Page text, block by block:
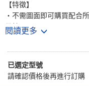
【特徵】
・不需圖面即可購買配合
帶輪。
【用途】
・從工作機械、射出成形
廣泛使用於多種裝置。
閱讀更多
已選定型號
請確認價格後再進行訂購